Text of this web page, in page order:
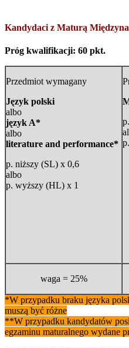
Kandydaci z Maturą
Próg kwalifikacji: 60 pkt.
Przedmiot wymagany
Język polski
albo
język A*
albo
literature and performance*
p. niższy (SL) x 0,6
albo
p. wyższy (HL) x 1
waga = 25%
*W przypadku braku języka
muszą być różne
**W przypadku kandydatów
egzaminu maturalnego wydane